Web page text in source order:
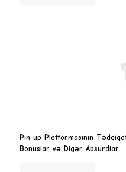
Pin up Platformasının
Bonuslar və Digər Absurdlar